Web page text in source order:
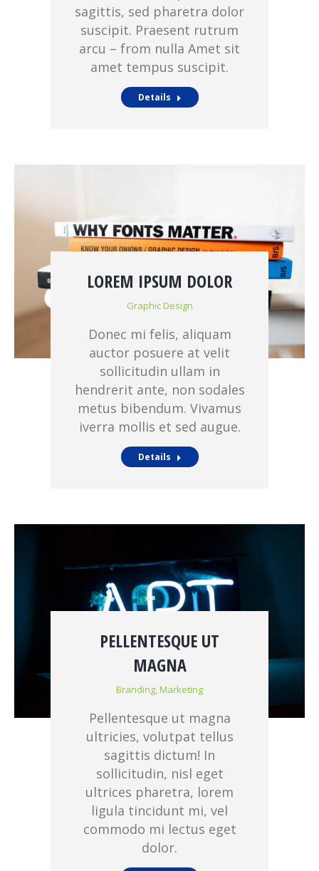
sagittis, sed pharetra dolor
suscipit. Praesent rutrum
arcu – from nulla Amet sit
amet tempus suscipit.
Details
LOREM IPSUM DOLOR
Graphic Design
Donec mi felis, aliquam
auctor posuere at velit
sollicitudin ullam in
hendrerit ante, non sodales
metus bibendum. Vivamus
iverra mollis et sed augue.
Details
PELLENTESQUE UT
MAGNA
Branding,Marketing
Pellentesque ut magna
ultricies, volutpat tellus
sagittis dictum! In
sollicitudin, nisl eget
ultrices pharetra, lorem
ligula tincidunt mi, vel
commodo mi lectus eget
dolor.